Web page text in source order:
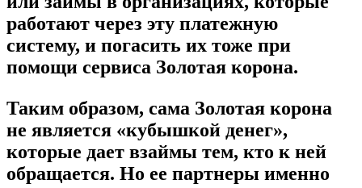
работают через эту платежную
систему, и погасить их тоже при
помощи сервиса Золотая корона.
Таким образом, сама Золотая корона
не является «кубышкой денег»,
которые дает взаймы тем, кто к ней
обращается. Но ее партнеры именно